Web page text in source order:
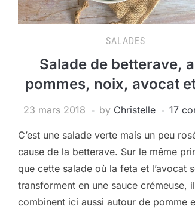
SALADES
Salade de betterave,
pommes, noix, avocat
23 mars 2018 by Christelle 17
C’est une salade verte mais un peu
cause de la betterave. Sur le même
que cette salade où la feta et l’avocat
transforment en une sauce crémeuse,
combinent ici aussi autour de pomme